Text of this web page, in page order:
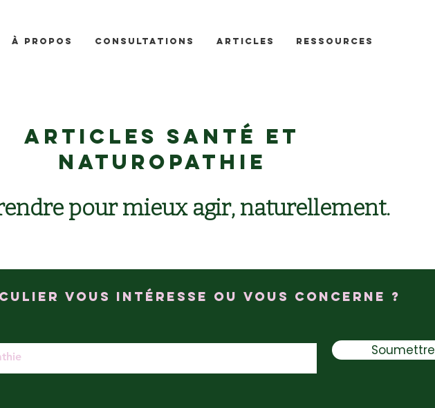
À propos Consultations Articles Ressources
Articles santé et
naturopathie
pour mieux agir, naturellement.
vous intéresse ou vous concerne ?
Soumettre